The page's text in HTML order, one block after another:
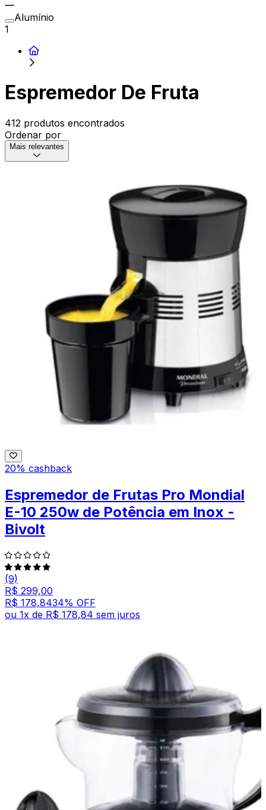
Alumínio
1
Espremedor De Fruta
412 produtos encontrados
Ordenar por
Mais relevantes
20% cashback
Espremedor de Frutas Pro Mondial
E-10 250w de Potência em Inox -
Bivolt
(9)
R$ 299,00
R$ 178,8434% OFF
ou 1x de R$ 178,84 sem juros